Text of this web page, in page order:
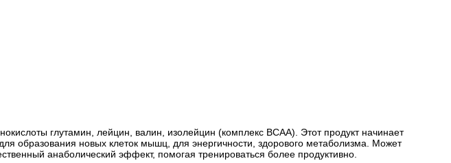
глутамин, лейцин, валин, изолейцин (комплекс ВСАА). Этот продукт начинает
образования новых клеток мышц, для энергичности, здорового метаболизма. Может
анаболический эффект, помогая тренироваться более продуктивно.